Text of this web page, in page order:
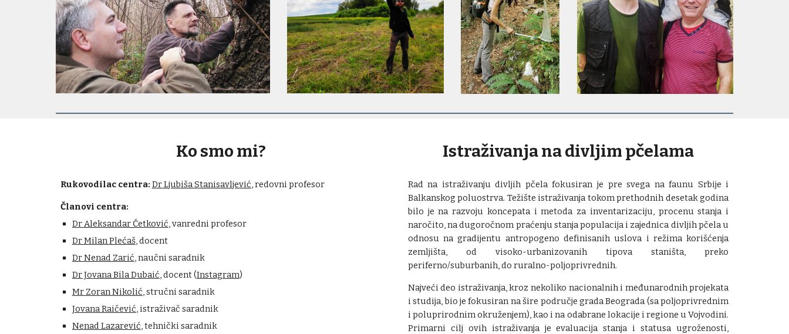
Ko smo mi?
Rukovodilac centra: Dr Ljubiša Stanisavljević, redovni profesor
Članovi centra:
Dr Aleksandar Ćetković, vanredni profesor
Dr Milan Plećaš, docent
Dr Nenad Zarić, naučni saradnik
Dr Jovana Bila Dubaić, docent (Instagram)
Mr Zoran Nikolić, stručni saradnik
Jovana Raičević, istraživač saradnik
Nenad Lazarević, tehnički saradnik
Istraživanja na divljim pčelama
Rad na istraživanju divljih pčela fokusiran je pre svega na faunu Srbije i
Balkanskog poluostrva. Težište istraživanja tokom prethodnih desetak godina
bilo je na razvoju koncepata i metoda za inventarizaciju, procenu stanjai
naročito, nadugoročnom praćenju stanja populacija i zajednica divljih pčelau
odnosu nagradijentu antropogeno definisanih uslovai režima korišćenja
zemljišta, od visoko-urbanizovanih tipova staništa, preko
periferno/suburbanih, do ruralno-poljoprivrednih.
Najveći deo istraživanja, kroz nekoliko nacionalnih i međunarodnih projekata
i studija, bio je fokusiran na šire područje grada Beograda (sa poljoprivrednim
i poluprirodnim okruženjem), kao i na odabrane lokacije i regione u Vojvodini.
Primarni cilj ovih istraživanja je evaluacija stanja i statusa ugroženosti,